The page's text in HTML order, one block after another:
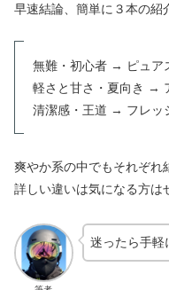
早速結論、簡単に３本の紹
無難・初心者 → ピュア
軽さと甘さ・夏向き →
清潔感・王道 → フレッ
爽やか系の中でもそれぞれ
詳しい違いは気になる方は
迷ったら手軽